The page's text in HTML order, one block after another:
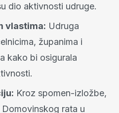
dio aktivnosti udruge.
vlastima: Udruga
županima i
kako bi osigurala
Kroz spomen-izložbe,
rata u